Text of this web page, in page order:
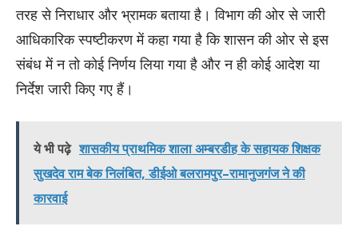
तरह से निराधार और भ्रामक बताया है। विभाग की ओर से जारी
आधिकारिक स्पष्टीकरण में कहा गया है कि शासन की ओर से इस
संबंध में न तो कोई निर्णय लिया गया है और न ही कोई आदेश या
निर्देश जारी किए गए हैं।
ये भी पढ़े शासकीय प्राथमिक शाला अम्बरडीह के सहायक शिक्षक
सुखदेव राम बेक निलंबित, डीईओ बलरामपुर–रामानुजगंज ने की
कारवाई